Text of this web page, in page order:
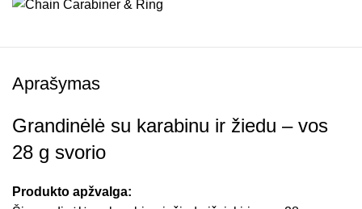
Aprašymas
Grandinėlė su karabinu ir žiedu – vos
28 g svorio
Produkto apžvalga: